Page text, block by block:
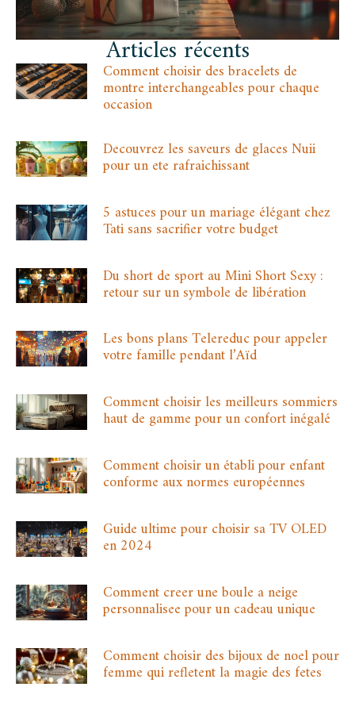
Articles récents
Comment choisir des bracelets de
montre interchangeables pour chaque
occasion
Decouvrez les saveurs de glaces Nuii
pour un ete rafraichissant
5 astuces pour un mariage élégant chez
Tati sans sacrifier votre budget
Du short de sport au Mini Short Sexy :
retour sur un symbole de libération
Les bons plans Telereduc pour appeler
votre famille pendant l’Aïd
Comment choisir les meilleurs sommiers
haut de gamme pour un confort inégalé
Comment choisir un établi pour enfant
conforme aux normes européennes
Guide ultime pour choisir sa TV OLED
en 2024
Comment creer une boule a neige
personnalisee pour un cadeau unique
Comment choisir des bijoux de noel pour
femme qui refletent la magie des fetes